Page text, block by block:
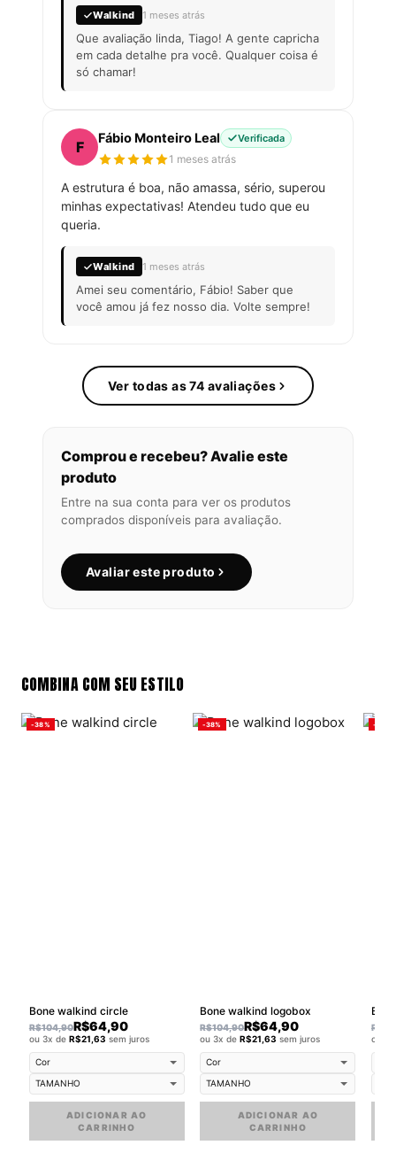
Walkind 1 meses atrás
Que avaliação linda, Tiago! A gente capricha
em cada detalhe pra você. Qualquer coisa é
só chamar!
F
Fábio Monteiro Leal Verificada
1 meses atrás
A estrutura é boa, não amassa, sério, superou
minhas expectativas! Atendeu tudo que eu
queria.
Walkind 1 meses atrás
Amei seu comentário, Fábio! Saber que
você amou já fez nosso dia. Volte sempre!
Ver todas as 74 avaliações
Comprou e recebeu? Avalie este
produto
Entre na sua conta para ver os produtos
comprados disponíveis para avaliação.
Avaliar este produto
COMBINA COM SEU ESTILO
-38%
Bone walkind circle
R$104,90R$64,90
ou 3x de R$21,63 sem juros
ADICIONAR AO
CARRINHO
-38%
Bone walkind logobox
R$104,90R$64,90
ou 3x deR$21,63 sem juros
ADICIONAR AO
CARRINHO
-38%
R$
ou